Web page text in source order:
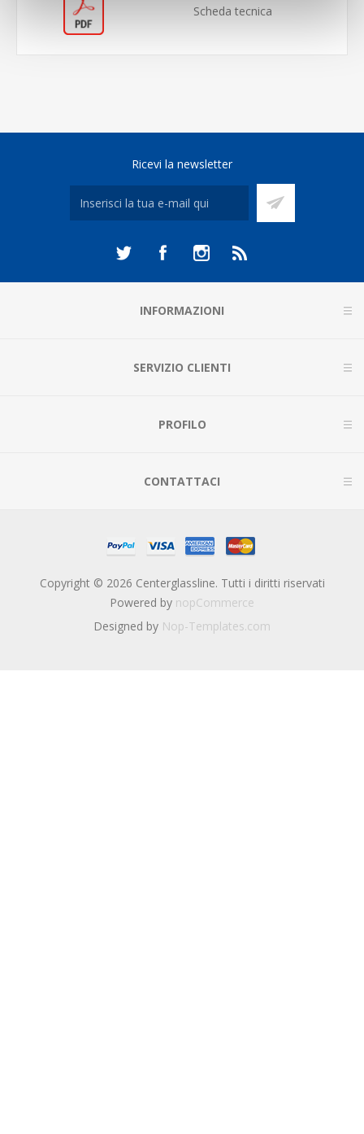
Scheda tecnica
Ricevi la newsletter
INFORMAZIONI
SERVIZIO CLIENTI
PROFILO
CONTATTACI
Copyright © 2026 Centerglassline. Tutti i diritti riservati
Powered by nopCommerce
Designed by Nop-Templates.com